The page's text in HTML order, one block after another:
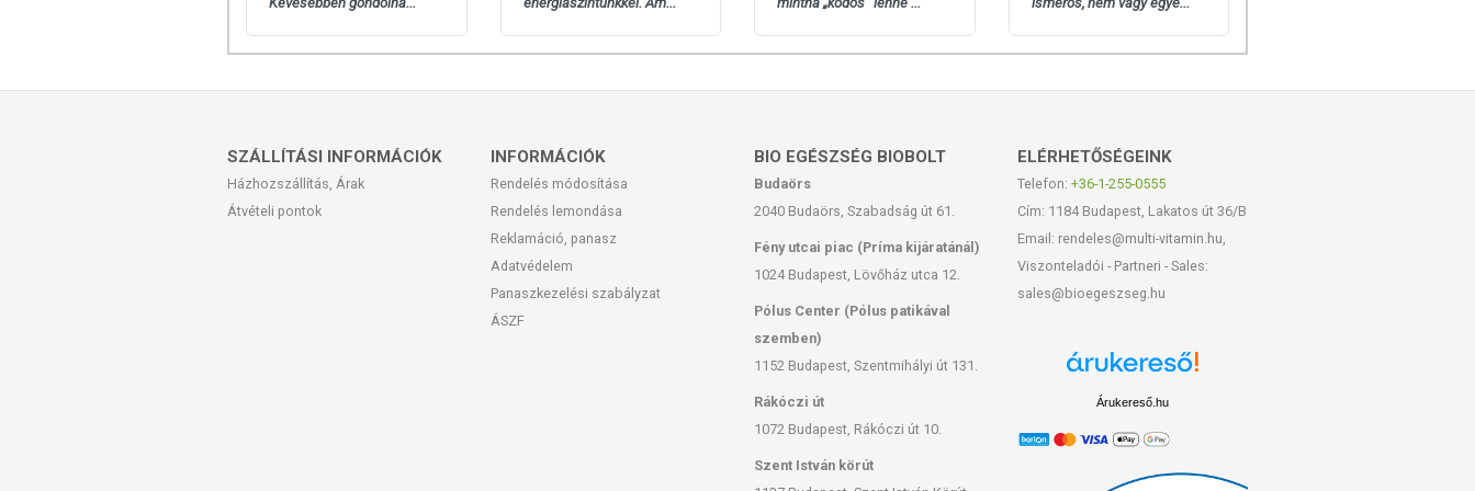
SZÁLLÍTÁSI INFORMÁCIÓK
Házhozszállítás, Árak
Átvételi pontok
INFORMÁCIÓK
Rendelés módosítása
Rendelés lemondása
Reklamáció, panasz
Adatvédelem
Panaszkezelési szabályzat
ÁSZF
BIO EGÉSZSÉG BIOBOLT
Budaörs
2040 Budaörs, Szabadság út 61.
Fény utcai piac (Príma kijáratánál)
1024 Budapest, Lövőház utca 12.
Pólus Center (Pólus patikával
szemben)
1152 Budapest, Szentmihályi út 131.
Rákóczi út
1072 Budapest, Rákóczi út 10.
Szent István körút
ELÉRHETŐSÉGEINK
Telefon: +36-1-255-0555
Cím: 1184 Budapest, Lakatos út 36/B
Email: rendeles@multi-vitamin.hu,
Viszonteladói - Partneri - Sales:
sales@bioegeszseg.hu
Árukereső.hu